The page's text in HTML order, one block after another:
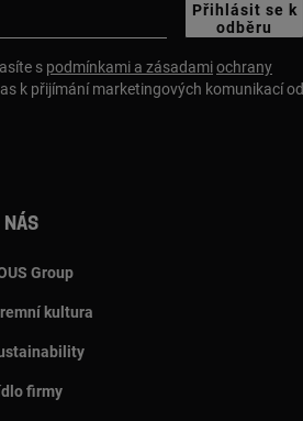
Přihlásit se k
odběru
s podmínkami a zásadamiochrany
k přijímání marketingových komunikací od
nás
Group
kultura
firmy